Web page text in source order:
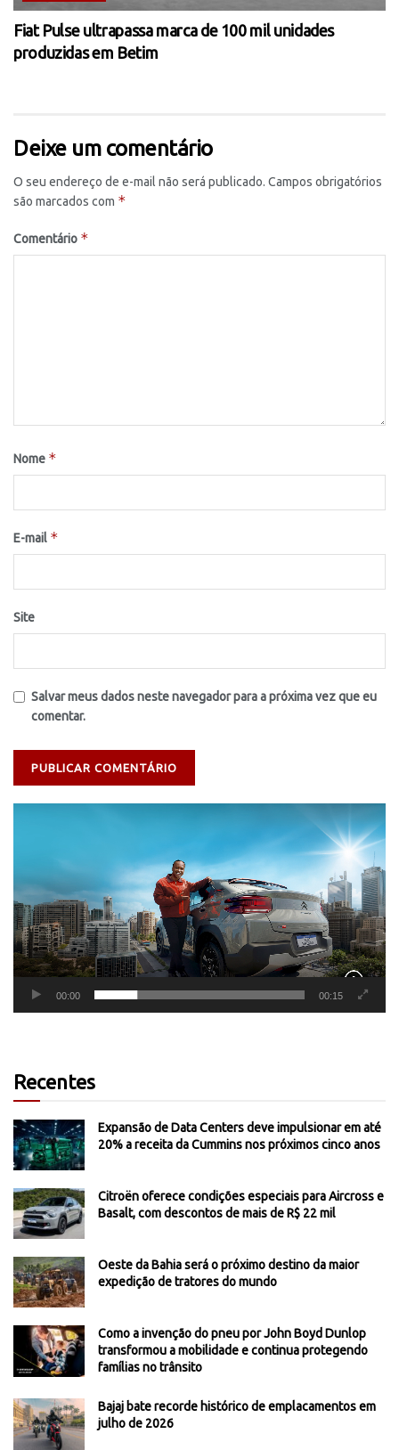
Fiat Pulse ultrapassa marca de 100 mil unidades
produzidas em Betim
Deixe um comentário
O seu endereço de e-mail não será publicado. Campos obrigatórios
são marcados com *
Comentário *
Nome *
E-mail *
Site
Salvar meus dados neste navegador para a próxima vez que eu
comentar.
00:00 00:15
Recentes
Expansão de Data Centers deve impulsionar em até
20% a receita da Cummins nos próximos cinco anos
Citroën oferece condições especiais para Aircross e
Basalt, com descontos de mais de R$ 22 mil
Oeste da Bahia será o próximo destino da maior
expedição de tratores do mundo
Como a invenção do pneu por John Boyd Dunlop
transformou a mobilidade e continua protegendo
famílias no trânsito
Bajaj bate recorde histórico de emplacamentos em
julho de 2026